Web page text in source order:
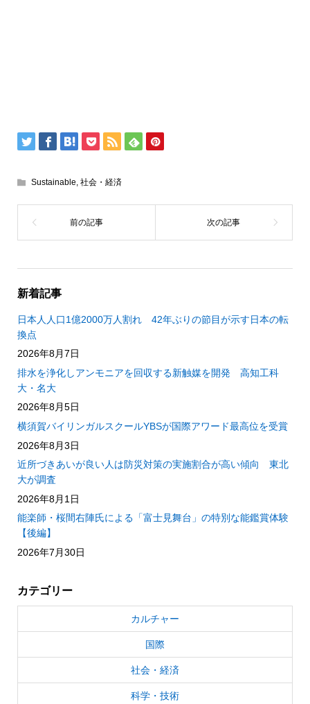
Sustainable 社会・経済
新着記事
日本人人口1億2000万人割れ 42年ぶりの節目が示す日本の転
換点
2026年8月7日
排水を浄化しアンモニアを回収する新触媒を開発 高知工科
大・名大
2026年8月5日
横須賀バイリンガルスクールYBSが国際アワード最高位を受賞
2026年8月3日
近所づきあいが良い人は防災対策の実施割合が高い傾向 東北
大が調査
2026年8月1日
能楽師・桜間右陣氏による「富士見舞台」の特別な能鑑賞体験
【後編】
2026年7月30日
カテゴリー
カルチャー
国際
社会・経済
科学・技術